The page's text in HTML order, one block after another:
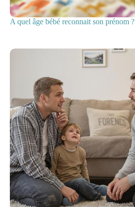
A quel âge bébé reconnait son prénom ?